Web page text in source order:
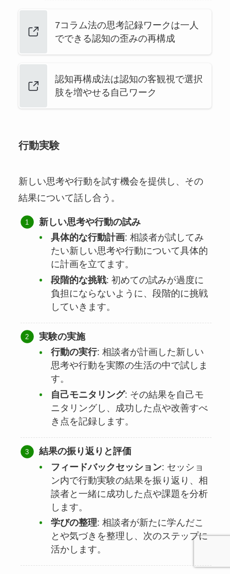
7コラム法の思考記録ワークは一人
でできる認知の歪みの再構成
認知再構成法は認知の客観視で選択
肢を増やせる自己ワーク
行動実験
新しい思考や行動を試す機会を提供し、その
結果について話し合う。
新しい思考や行動の試み
具体的な行動計画: 相談者が試してみ
たい新しい思考や行動について具体的
に計画を立てます。
段階的な挑戦: 初めての試みが過度に
負担にならないように、段階的に挑戦
していきます。
実験の実施
行動の実行: 相談者が計画した新しい
思考や行動を実際の生活の中で試しま
す。
自己モニタリング: その結果を自己モ
ニタリングし、成功した点や改善すべ
き点を記録します。
結果の振り返りと評価
フィードバックセッション: セッショ
ン内で行動実験の結果を振り返り、相
談者と一緒に成功した点や課題を分析
します。
学びの整理: 相談者が新たに学んだこ
とや気づきを整理し、次のステップに
活かします。